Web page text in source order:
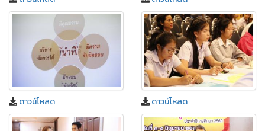
ดาวน์โหลด ดาวน์โหลด